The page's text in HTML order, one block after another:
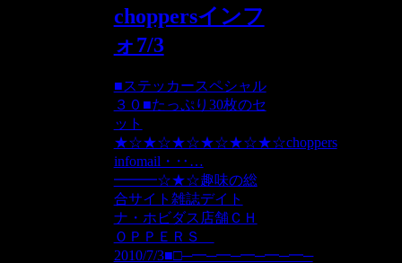
choppersインフ
ォ7/3
■ステッカースペシャル
３０■たっぷり30枚のセ
ット
★☆★☆★☆★☆★☆★☆choppers
infomail・‥…
━━━☆★☆趣味の総
合サイト雑誌デイト
ナ・ホビダス店舗ＣＨ
ＯＰＰＥＲＳ
2010/7/3■□─━─━─━─━─━─